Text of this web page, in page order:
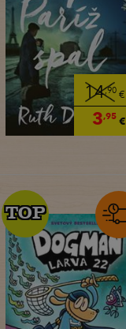
14,90€
3,95€
TOP
TOP